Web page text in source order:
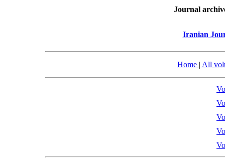
Journal
Iranian
Home | All